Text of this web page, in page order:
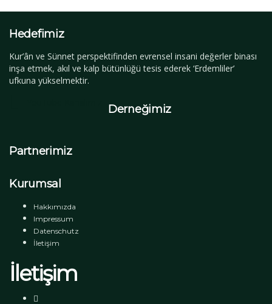
Hedefimiz
Kur’ân ve Sünnet perspektifinden evrensel insani değerler binası
inşa etmek, akıl ve kalp bütünlüğü tesis ederek ‘Erdemliler’
ufkuna yükselmektir.
Derneğimiz
Partnerimiz
Kurumsal
Hakkımızda
Impressum
Datenschutz
İletişim
İletişim